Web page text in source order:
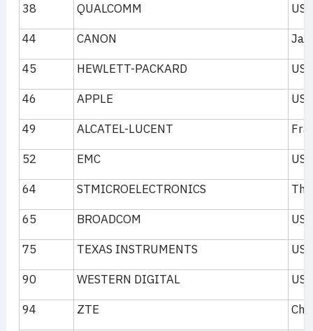
38
QUALCOMM
44
CANON
45
HEWLETT-PACKARD
46
APPLE
49
ALCATEL-LUCENT
52
EMC
64
STMICROELECTRONICS
65
BROADCOM
75
TEXAS INSTRUMENTS
90
WESTERN DIGITAL
94
ZTE